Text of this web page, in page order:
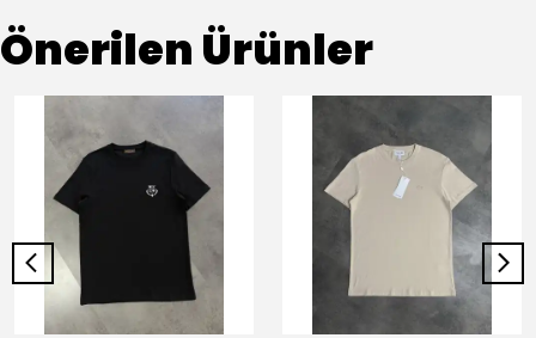
Önerilen Ürünler